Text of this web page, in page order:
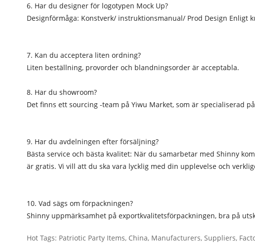
6. Har du designer för logotypen Mock Up?
Designförmåga: Konstverk/ instruktionsmanual/ Prod Design Enligt
7. Kan du acceptera liten ordning?
Liten beställning, provorder och blandningsorder är acceptabla.
8. Har du showroom?
Det finns ett sourcing -team på Yiwu Market, som är specialiserad
9. Har du avdelningen efter försäljning?
Bästa service och bästa kvalitet: När du samarbetar med Shinny
är gratis. Vi vill att du ska vara lycklig med din upplevelse och
10. Vad sägs om förpackningen?
Shinny uppmärksamhet på exportkvalitetsförpackningen, bra på
Hot Tags: Patriotic Party Items, China, Manufacturers, Suppliers,